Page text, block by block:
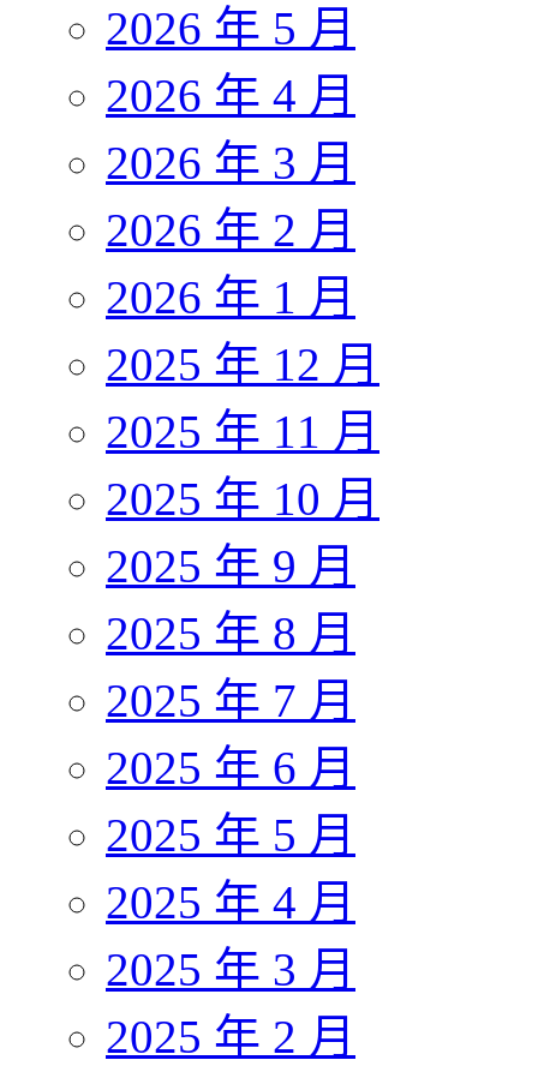
2026 年 5 月
2026 年 4 月
2026 年 3 月
2026 年 2 月
2026 年 1 月
2025 年 12 月
2025 年 11 月
2025 年 10 月
2025 年 9 月
2025 年 8 月
2025 年 7 月
2025 年 6 月
2025 年 5 月
2025 年 4 月
2025 年 3 月
2025 年 2 月